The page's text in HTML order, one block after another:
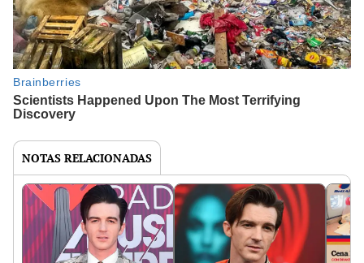
NOTAS RELACIONADAS